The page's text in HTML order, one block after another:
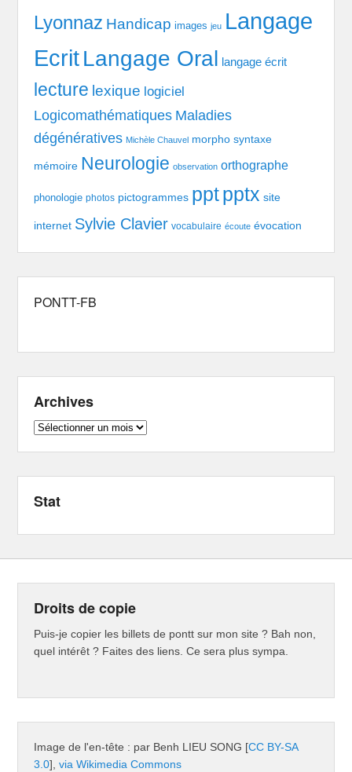
Lyonnaz Handicap images jeu Langage
EcritLangage Oral langage écrit
lecture lexique logiciel
Logicomathématiques Maladies
dégénératives Michèle Chauvel morpho syntaxe
mémoire Neurologie observation orthographe
phonologie photos pictogrammes pptpptx site
internet Sylvie Clavier vocabulaire écoute évocation
PONTT-FB
Archives
Archives
Stat
Droits de copie
Puis-je copier les billets de pontt sur mon site ? Bah non,
quel intérêt ? Faites des liens. Ce sera plus sympa.
Image de l'en-tête : par Benh LIEU SONG [CC BY-SA
3.0],via Wikimedia Commons